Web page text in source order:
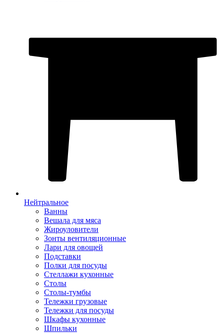
Нейтральное
Ванны
Вешала для мяса
Жироуловители
Зонты вентиляционные
Лари для овощей
Подставки
Полки для посуды
Стеллажи кухонные
Столы
Столы-тумбы
Тележки грузовые
Тележки для посуды
Шкафы кухонные
Шпильки